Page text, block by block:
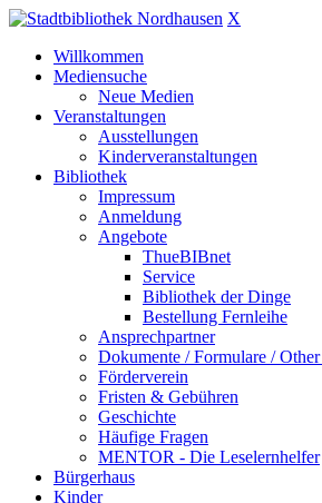
X
Willkommen
Mediensuche
Neue Medien
Veranstaltungen
Ausstellungen
Kinderveranstaltungen
Bibliothek
Impressum
Anmeldung
Angebote
ThueBIBnet
Service
Bibliothek der Dinge
Bestellung Fernleihe
Ansprechpartner
Dokumente / Formulare / Other
Förderverein
Fristen & Gebühren
Geschichte
Häufige Fragen
MENTOR - Die Leselernhelfer
Bürgerhaus
Kinder